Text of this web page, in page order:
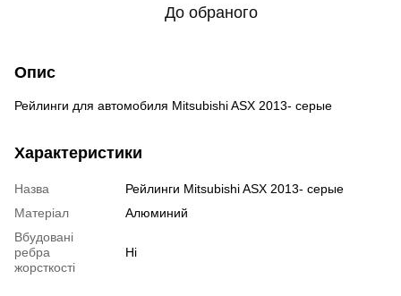
До обраного
Опис
Рейлинги для автомобиля Mitsubishi ASX 2013- серые
Характеристики
Назва
Рейлинги Mitsubishi ASX 2013- серые
Матеріал
Алюминий
Вбудовані
ребра
жорсткості
Ні